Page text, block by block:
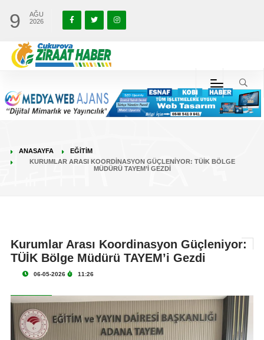
9
AĞU
2026
ANASAYFA
EĞITIM
KURUMLAR ARASI KOORDINASYON GÜÇLENIYOR: TÜİK BÖLGE
MÜDÜRÜ TAYEM’I GEZDI
Kurumlar Arası Koordinasyon Güçleniyor:
TÜİK Bölge Müdürü TAYEM’i Gezdi
06-05-2026 11:26